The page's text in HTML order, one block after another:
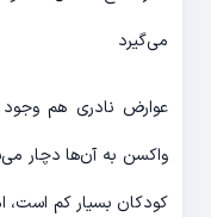
می‌گیرد
عوارض نادری هم وجود
واکسن به آن‌ها دچار
کودکان بسیار کم است،